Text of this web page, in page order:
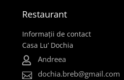
Restaurant
Informații de contact
Casa Lu’ Dochia

Andreea

dochia.breb@gmail.com